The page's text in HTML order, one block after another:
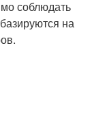
соблюдать
на